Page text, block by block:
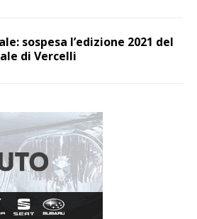
sospesa l’edizione 2021 del
di Vercelli